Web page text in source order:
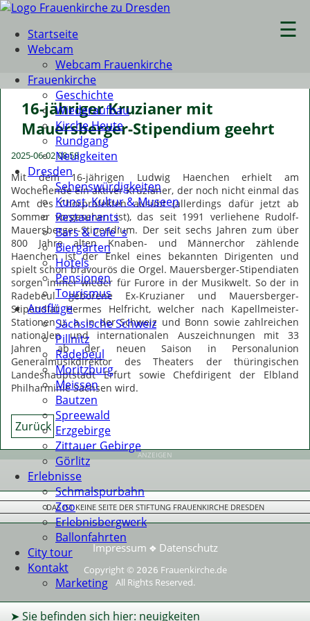
☰
Startseite
Webcam
Webcam Frauenkirche
Frauenkirche
Geschichte
Wiederaufbau
Kirche Heute
Rundgang
Neuigkeiten
Dresden
Sehenswürdigkeiten
Kunst, Kultur & Museen
Restaurants
Bars & Cafe´s
Biergärten
Hotels
Pensionen
Tourismus
Ausflüge
Sächsische Schweiz
Pillnitz
Radebeul
Moritzburg
Meissen
Bautzen
Spreewald
Erzgebirge
Zittauer Gebirge
Görlitz
Erlebnisse
Schmalspurbahn
Zoo
Erlebnisbergwerk
Ballonfahrten
City tour
Kontakt
Marketing
➤ Sie befinden sich hier: neuigkeiten
16-jähriger Kruzianer mit
Mauersberger-Stipendium geehrt
2025-06-02 08:58
Mit dem 16-jährigen Ludwig Haenchen erhielt am
Wochenende ein aktiver Kruzianer, der noch nicht einmal das
Amt des Chorpräfekten ausübt (allerdings dafür jetzt ab
Sommer vorgesehen ist), das seit 1991 verliehene Rudolf-
Mauersberger-Stipendium. Der seit sechs Jahren zum über
800 Jahre alten Knaben- und Männerchor zählende
Haenchen ist der Enkel eines bekannten Dirigenten und
spielt schon bravourös die Orgel. Mauersberger-Stipendiaten
sorgen immer wieder für Furore in der Musikwelt. So der in
Radebeul geborene Ex-Kruzianer und Mauersberger-
Stipendiat Hermes Helfricht, welcher nach Kapellmeister-
Stationen u. a. in der Schweiz und Bonn sowie zahlreichen
nationalen und internationalen Auszeichnungen mit 33
Jahren ab der neuen Saison in Personalunion
Generalmusikdirektor des Theaters der thüringischen
Landeshauptstadt Erfurt sowie Chefdirigent der Elbland
Philharminie Sachsen wird.
Zurück
ANZEIGEN
DAS IST KEINE SEITE DER STIFTUNG FRAUENKIRCHE DRESDEN
Impressum ❖ Datenschutz
Copyright © 2026 Frauenkirche.de
All Rights Reserved.